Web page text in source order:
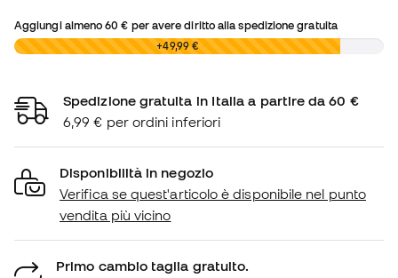
Aggiungi almeno60 € per avere diritto alla spedizione gratuita
0,00 € +49,99 €
Spedizione gratuita in Italia a partire da 60 €
6,99 € per ordini inferiori
Disponibilità in negozio
Verifica se quest'articolo è disponibile nel punto
vendita più vicino
Primo cambio taglia gratuito.